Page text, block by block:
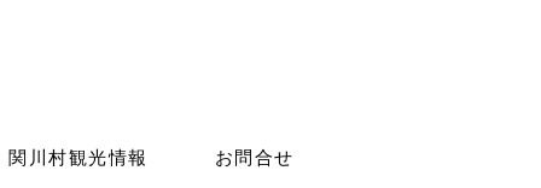
関川村観光情報 お問合せ